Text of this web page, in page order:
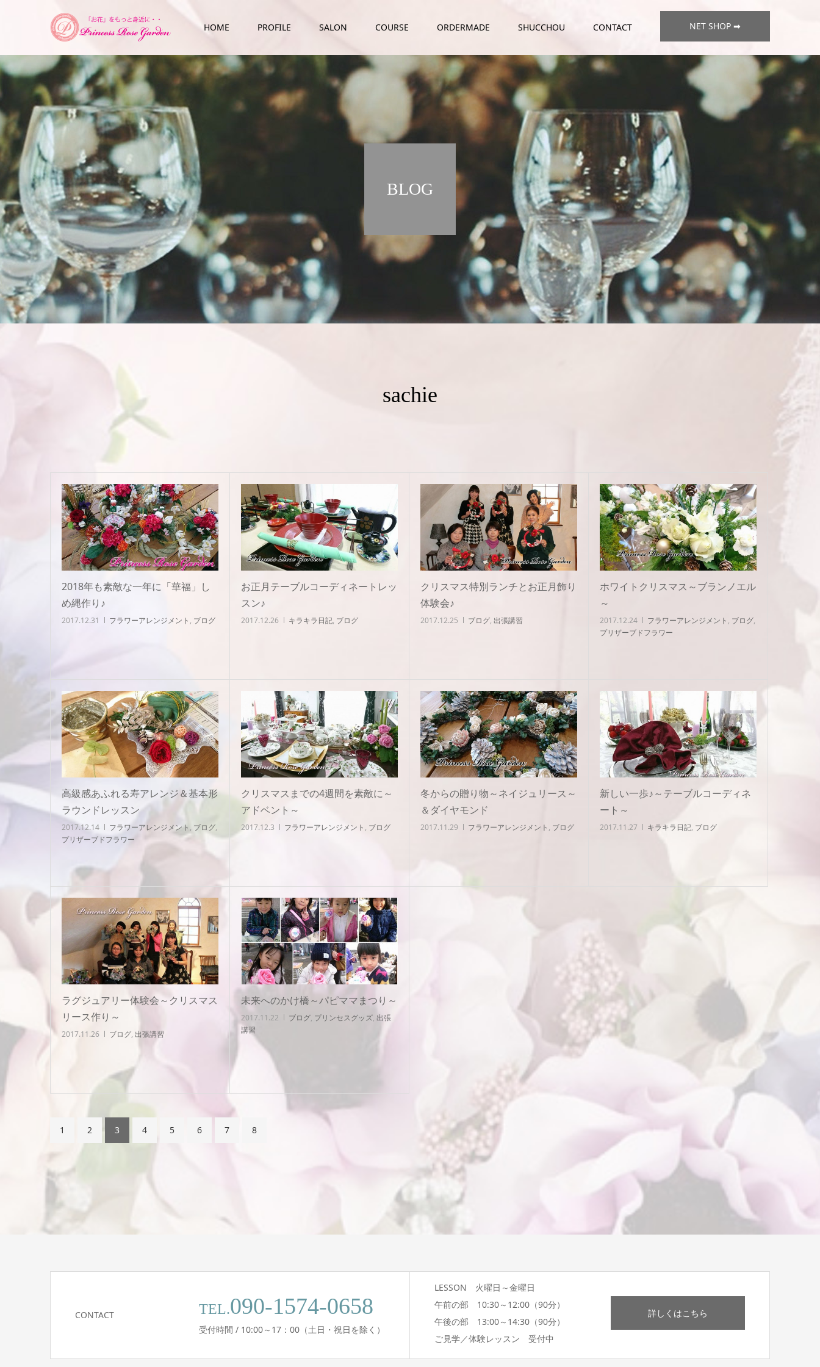
NET SHOP ➡
HOME PROFILE SALON COURSE ORDERMADE SHUCCHOU CONTACT
BLOG
sachie
2018年も素敵な一年に「華福」し
め縄作り♪
2017.12.31 フラワーアレンジメント , ブログ
お正月テーブルコーディネートレッ
スン♪
2017.12.26 キラキラ日記, ブログ
クリスマス特別ランチとお正月飾り
体験会♪
2017.12.25 ブログ, 出張講習
ホワイトクリスマス～ブランノエル
～
2017.12.24 フラワーアレンジメント , ブログ,
プリザーブドフラワー
高級感あふれる寿アレンジ＆基本形
ラウンドレッスン
2017.12.14 フラワーアレンジメント , ブログ,
プリザーブドフラワー
クリスマスまでの4週間を素敵に～
アドベント～
2017.12.3 フラワーアレンジメント , ブログ
冬からの贈り物～ネイジュリース～
＆ダイヤモンド
2017.11.29 フラワーアレンジメント , ブログ
新しい一歩♪～テーブルコーディネ
ート～
2017.11.27 キラキラ日記, ブログ
ラグジュアリー体験会～クリスマス
リース作り～
2017.11.26 ブログ, 出張講習
未来へのかけ橋～パピママまつり～
2017.11.22 ブログ, プリンセスグッズ, 出張
講習
1 2 3 4 5 6 7 8
CONTACT TEL.090-1574-0658
受付時間 / 10:00～17：00（土日・祝日を除く）
LESSON 火曜日～金曜日
午前の部 10:30～12:00（90分）
午後の部 13:00～14:30（90分）
ご見学／体験レッスン 受付中
詳しくはこちら